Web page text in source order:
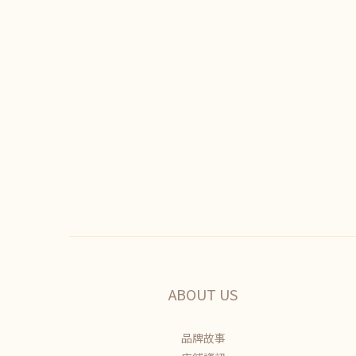
ABOUT US
品牌故事